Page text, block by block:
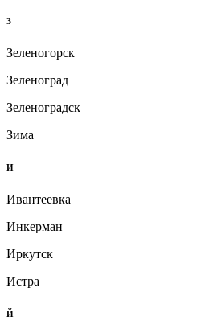
З
Зеленогорск
Зеленоград
Зеленоградск
Зима
И
Ивантеевка
Инкерман
Иркутск
Истра
Й